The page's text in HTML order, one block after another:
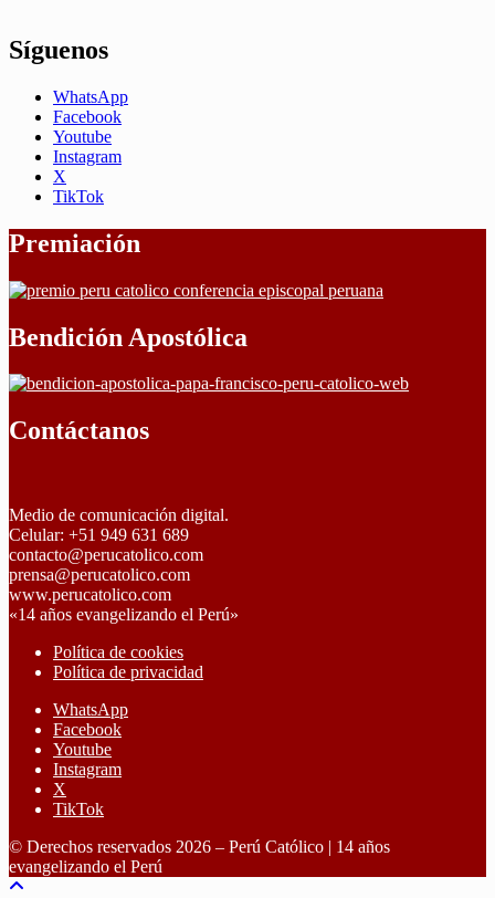
Síguenos
WhatsApp
Facebook
Youtube
Instagram
X
TikTok
Premiación
Bendición Apostólica
Contáctanos
Medio de comunicación digital.
Celular: +51 949 631 689
contacto@perucatolico.com
prensa@perucatolico.com
www.perucatolico.com
«14 años evangelizando el Perú»
Política de cookies
Política de privacidad
WhatsApp
Facebook
Youtube
Instagram
X
TikTok
© Derechos reservados 2026 – Perú Católico | 14 años
evangelizando el Perú